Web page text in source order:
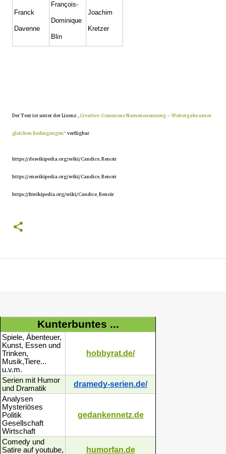
Franck
Davenne
François-
Dominique
Blin
Joachim
Kretzer
Der Text ist unter der Lizenz „Creative-Commons Namensnennung – Weitergabe unter
gleichen Bedingungen“verfügbar
https://de.wikipedia.org/wiki/Candice_Renoir
https://en.wikipedia.org/wiki/Candice_Renoir
https://fr.wikipedia.org/wiki/Candice_Renoir
Kunterbuntes ...
Spiele, Ábenteuer,
Kunst, Essen und
Trinken,
Musik,Tiere...
u.v.m.
hobbyrat.de/
Serien mit Humor
und Dramatik
dramedy-serien.de/
Analysen
Mysteriöses
Politik
Gesellschaft
Wirtschaft
gedankennetz.de
Comedy und
Satire auf youtube,
humorfan.de